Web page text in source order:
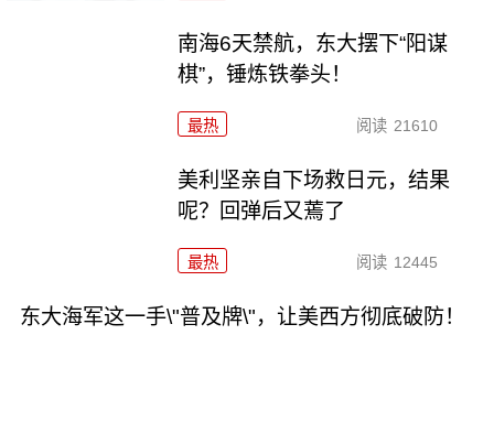
南海6天禁航，东大摆下“阳谋
棋”，锤炼铁拳头！
最热 阅读 21610
美利坚亲自下场救日元，结果
呢？回弹后又蔫了
最热 阅读 12445
东大海军这一手\"普及牌\"，让美西方彻底破防！